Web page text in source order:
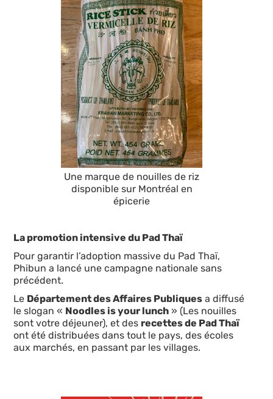
Une marque de nouilles de riz
disponible sur Montréal en
épicerie
La promotion intensive du Pad Thaï
Pour garantir l’adoption massive du Pad Thaï,
Phibun a lancé une campagne nationale sans
précédent.
Le Département des Affaires Publiques a diffusé
le slogan « Noodles is your lunch » (Les nouilles
sont votre déjeuner), et des recettes de Pad Thaï
ont été distribuées dans tout le pays, des écoles
aux marchés, en passant par les villages.